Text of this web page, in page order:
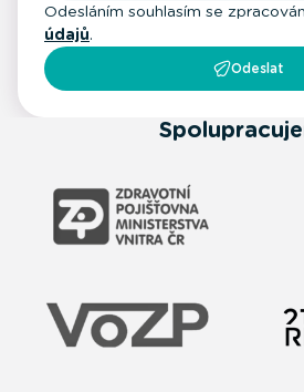
Odesláním souhlasím se
údajů.
Odeslat